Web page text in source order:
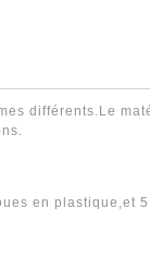
différents.Le
en plastique,et 5